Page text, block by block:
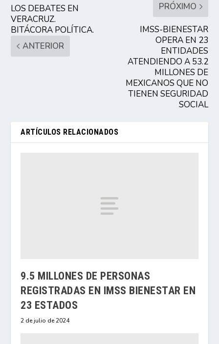
LOS DEBATES EN
VERACRUZ.
BITÁCORA POLÍTICA.
ANTERIOR
PRÓXIMO
IMSS-BIENESTAR
OPERA EN 23
ENTIDADES
ATENDIENDO A 53.2
MILLONES DE
MEXICANOS QUE NO
TIENEN SEGURIDAD
SOCIAL
ARTÍCULOS RELACIONADOS
9.5 MILLONES DE PERSONAS
REGISTRADAS EN IMSS BIENESTAR EN
23 ESTADOS
2 de julio de 2024